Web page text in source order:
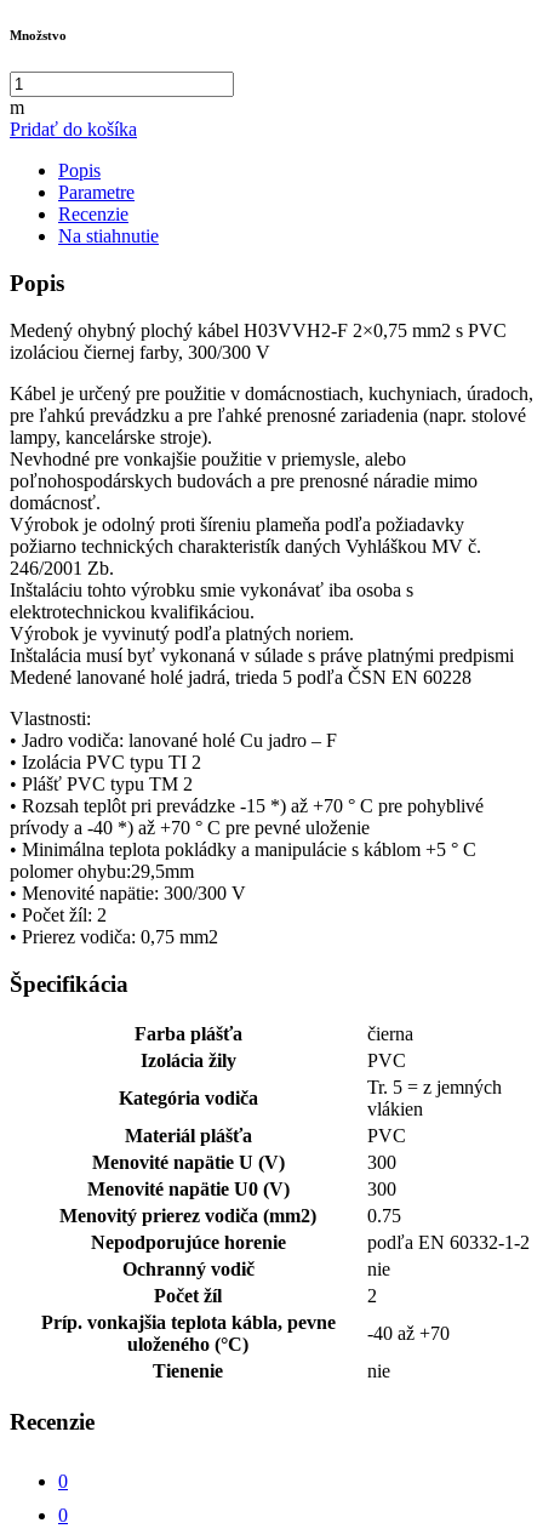
Množstvo
m
Pridať do košíka
Popis
Parametre
Recenzie
Na stiahnutie
Popis
Medený ohybný plochý kábel H03VVH2-F 2×0,75 mm2 s PVC
izoláciou čiernej farby, 300/300 V
Kábel je určený pre použitie v domácnostiach, kuchyniach, úradoch,
pre ľahkú prevádzku a pre ľahké prenosné zariadenia (napr. stolové
lampy, kancelárske stroje).
Nevhodné pre vonkajšie použitie v priemysle, alebo
poľnohospodárskych budovách a pre prenosné náradie mimo
domácnosť.
Výrobok je odolný proti šíreniu plameňa podľa požiadavky
požiarno technických charakteristík daných Vyhláškou MV č.
246/2001 Zb.
Inštaláciu tohto výrobku smie vykonávať iba osoba s
elektrotechnickou kvalifikáciou.
Výrobok je vyvinutý podľa platných noriem.
Inštalácia musí byť vykonaná v súlade s práve platnými predpismi
Medené lanované holé jadrá, trieda 5 podľa ČSN EN 60228
Vlastnosti:
• Jadro vodiča: lanované holé Cu jadro – F
• Izolácia PVC typu TI 2
• Plášť PVC typu TM 2
• Rozsah teplôt pri prevádzke -15 *) až +70 ° C pre pohyblivé
prívody a -40 *) až +70 ° C pre pevné uloženie
• Minimálna teplota pokládky a manipulácie s káblom +5 ° C
polomer ohybu:29,5mm
• Menovité napätie: 300/300 V
• Počet žíl: 2
• Prierez vodiča: 0,75 mm2
Špecifikácia
Farba plášťa
čierna
Izolácia žily
PVC
Kategória vodiča
Tr. 5 = z jemných
vlákien
Materiál plášťa
PVC
Menovité napätie U (V)
300
Menovité napätie U0 (V)
300
Menovitý prierez vodiča (mm2)
0.75
Nepodporujúce horenie
podľa EN 60332-1-2
Ochranný vodič
nie
Počet žíl
2
Príp. vonkajšia teplota kábla, pevne
uloženého (°C)
-40 až +70
Tienenie
nie
Recenzie
0
0